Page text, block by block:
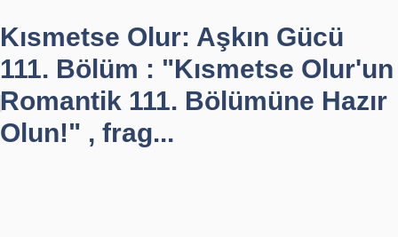
Kısmetse Olur: Aşkın Gücü
111. Bölüm : "Kısmetse Olur'un
Romantik 111. Bölümüne Hazır
Olun!" , frag...